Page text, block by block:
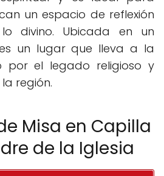
un espacio de reflexión
divino. Ubicada en un
un lugar que lleva a la
por el legado religioso y
región.
Misa en Capilla
de la Iglesia